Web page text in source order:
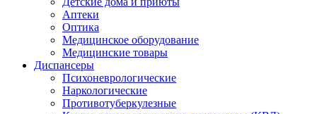
Аптеки
Оптика
Медицинское оборудование
Медицинские товары
Диспансеры
Психоневрологические
Наркологические
Противотуберкулезные